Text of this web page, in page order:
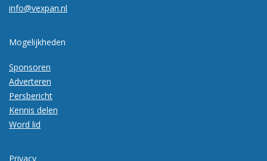
info@vexpan.nl
Mogelijkheden
Sponsoren
Adverteren
Persbericht
Kennis delen
Word lid
Privacy